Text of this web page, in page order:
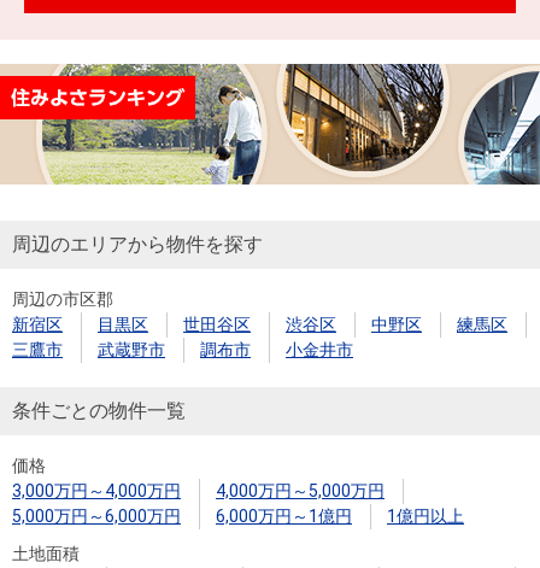
周辺のエリアから物件を探す
周辺の市区郡
新宿区
目黒区 世田谷区 渋谷区 中野区
練馬区
三鷹市
武蔵野市 調布市 小金井市
条件ごとの物件一覧
価格
3,000万円～4,000万円
4,000万円～5,000万円
5,000万円～6,000万円
6,000万円～1億円
1億円以上
土地面積